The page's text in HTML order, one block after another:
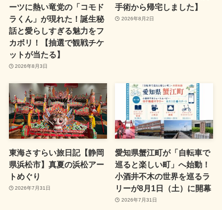
ーツに熱い竜党の「コモド
ラくん」が現れた！誕生秘
話と愛らしすぎる魅力をフ
カボリ！【抽選で観戦チケ
ットが当たる】
2026年8月3日
手術から帰宅しました】
2026年8月2日
東海さすらい旅日記【静岡
県浜松市】真夏の浜松アー
トめぐり
2026年7月31日
愛知県蟹江町が「自転車で
巡ると楽しい町」へ始動！
小酒井不木の世界を巡るラ
リーが8月1日（土）に開幕
2026年7月31日